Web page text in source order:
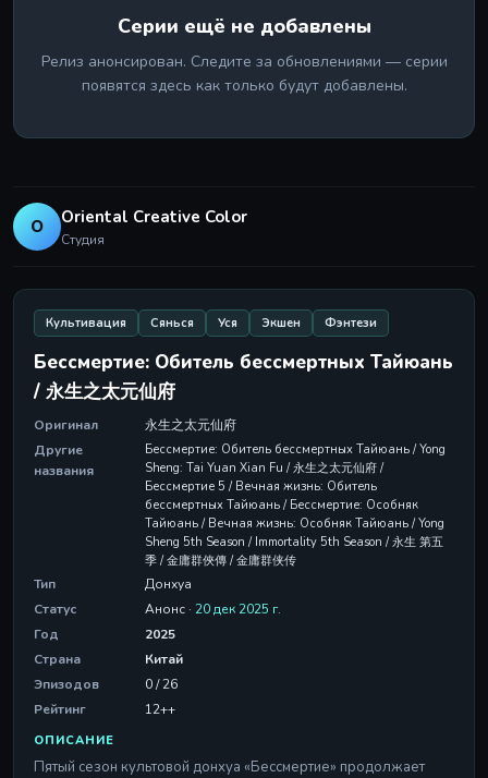
Серии ещё не добавлены
Релиз анонсирован. Следите за обновлениями — серии
появятся здесь как только будут добавлены.
O Oriental Creative Color
Студия
Культивация Сянься Уся Экшен Фэнтези
Бессмертие: Обитель бессмертных Тайюань
/ 永生之太元仙府
Оригинал
永生之太元仙府
Другие
названия
Бессмертие: Обитель бессмертных Тайюань / Yong
Sheng: Tai Yuan Xian Fu / 永生之太元仙府 /
Бессмертие 5 / Вечная жизнь: Обитель
бессмертных Тайюань / Бессмертие: Особняк
Тайюань / Вечная жизнь: Особняк Тайюань / Yong
Sheng 5th Season / Immortality 5th Season / 永生 第五
季 / 金庸群俠傳 / 金庸群侠传
Тип
Донхуа
Статус
Анонс · 20 дек 2025 г.
Год
2025
Страна
Китай
Эпизодов
0 / 26
Рейтинг
12++
ОПИСАНИЕ
Пятый сезон культовой донхуа «Бессмертие» продолжает